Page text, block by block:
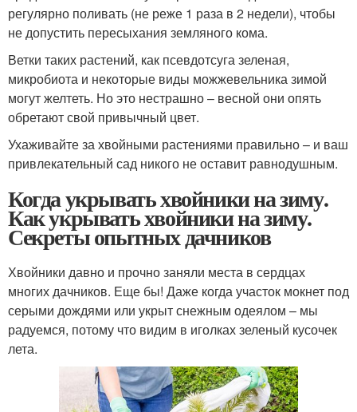
регулярно поливать (не реже 1 раза в 2 недели), чтобы
не допустить пересыхания земляного кома.
Ветки таких растений, как псевдотсуга зеленая,
микробиота и некоторые виды можжевельника зимой
могут желтеть. Но это нестрашно – весной они опять
обретают свой привычный цвет.
Ухаживайте за хвойными растениями правильно – и ваш
привлекательный сад никого не оставит равнодушным.
Когда укрывать хвойники на зиму.
Как укрывать хвойники на зиму.
Секреты опытных дачников
Хвойники давно и прочно заняли места в сердцах
многих дачников. Еще бы! Даже когда участок мокнет под
серыми дождями или укрыт снежным одеялом – мы
радуемся, потому что видим в иголках зеленый кусочек
лета.